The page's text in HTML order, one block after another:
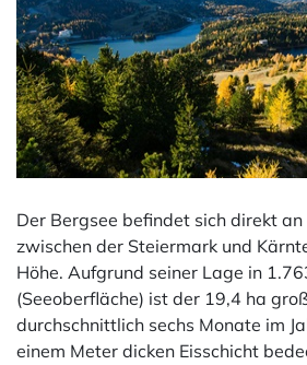
Der Bergsee befindet sich direkt an
zwischen der Steiermark und
Höhe. Aufgrund seiner Lage in
(Seeoberfläche) ist der 19,4 ha
durchschnittlich sechs Monate im
einem Meter dicken Eisschicht